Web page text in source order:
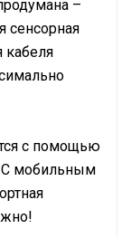
–
сенсорная
кабеля
с помощью
С мобильным